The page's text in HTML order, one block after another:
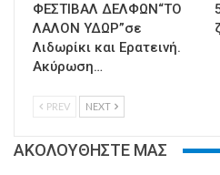
ΦΕΣΤΙΒΑΛ ΔΕΛΦΩΝ“ΤΟ
ΛΑΛΟΝ ΥΔΩΡ”σε
Λιδωρίκι και Ερατεινή.
Ακύρωση…
PREV NEXT
ΑΚΟΛΟΥΘΗΣΤΕ ΜΑΣ